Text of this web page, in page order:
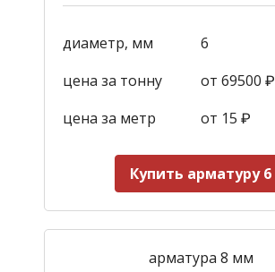
диаметр, мм
6
цена за тонну
от 69500 ₽
цена за метр
от 15 ₽
Купить арматуру 6
арматура 8 мм